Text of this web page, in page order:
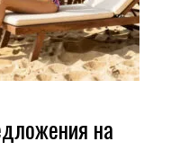
на